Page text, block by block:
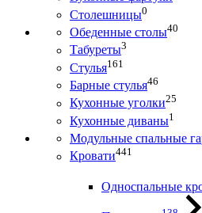
Столешницы0
Обеденные столы40
Табуреты3
Стулья161
Барные стулья46
Кухонные уголки25
Кухонные диваны1
Модульные спальные
Кровати441
Односпальные